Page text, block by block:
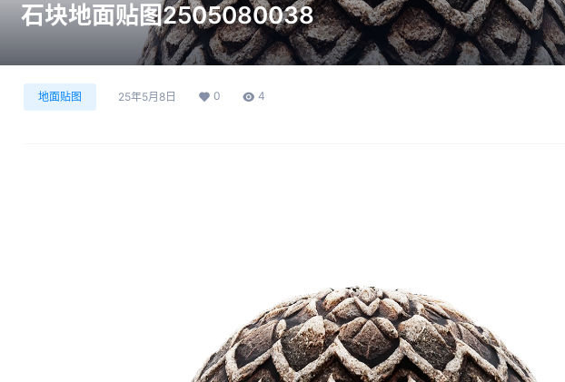
石块地面贴图2505080038
地面贴图 25年5月8日 0 4